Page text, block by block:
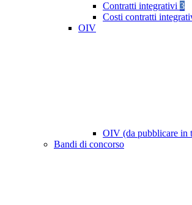
Contratti integrativi 3
Costi contratti
OIV
OIV (da pubblicare in
Bandi di concorso